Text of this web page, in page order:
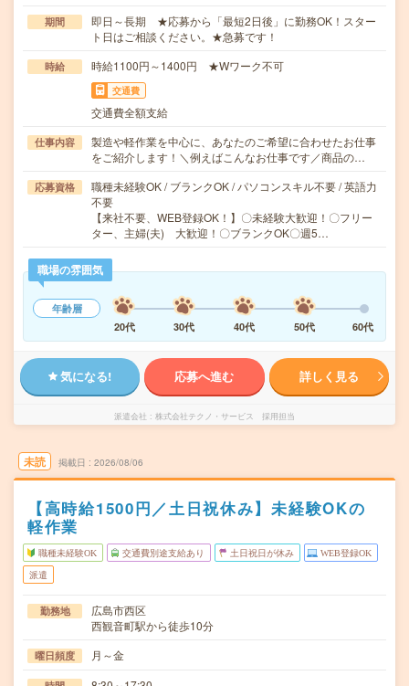
期間
即日～長期 ★応募から「最短2日後」に勤務OK！スター
ト日はご相談ください。★急募です！
時給 時給1100円～1400円 ★Wワーク不可
交通費
交通費全額支給
仕事内容
製造や軽作業を中心に、あなたのご希望に合わせたお仕事
をご紹介します！＼例えばこんなお仕事です／商品の…
応募資格
職種未経験OK / ブランクOK / パソコンスキル不要 / 英語力
不要
【来社不要、WEB登録OK！】〇未経験大歓迎！〇フリー
ター、主婦(夫) 大歓迎！〇ブランクOK〇週5…
職場の雰囲気
年齢層
20代
30代 40代 50代 60代
気になる! 応募へ進む 詳しく見る
派遣会社 株式会社テクノ・サービス 採用担当
未読 掲載日 2026/08/06
【高時給1500円／土日祝休み】未経験OKの
軽作業
職種未経験OK 交通費別途支給あり 土日祝日が休み WEB登録OK
派遣
勤務地
広島市西区
西観音町駅から徒歩10分
曜日頻度 月～金